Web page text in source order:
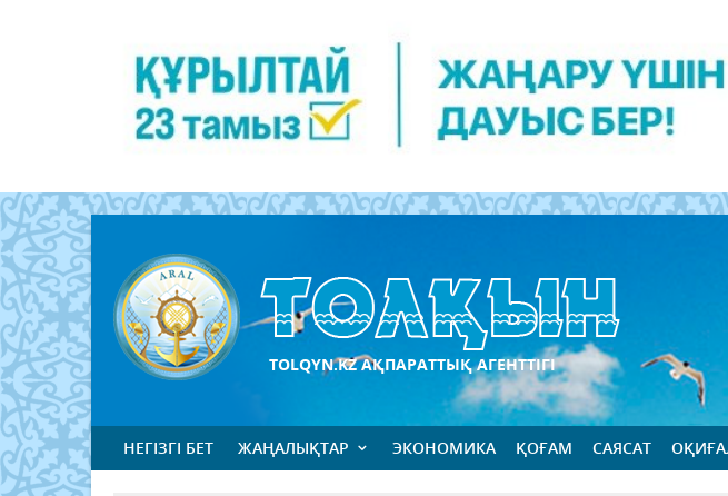
TOLQYN.KZ АҚПАРАТТЫҚ АГЕНТТІГІ
НЕГІЗГІ БЕТ ЖАҢАЛЫҚТАР ЭКОНОМИКА ҚОҒАМ САЯСАТ